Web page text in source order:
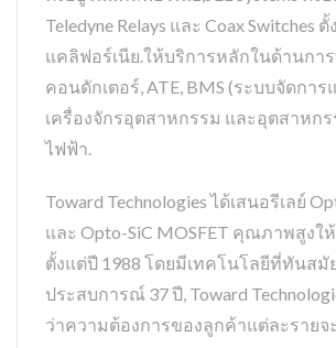
Teledyne Relays และ Coax Switches
แคลิฟอร์เนีย.ให้บริการหลักในด้านกา
คอนดักเตอร์, ATE, BMS (ระบบจัดการ
เครื่องจักรอุตสาหกรรม และอุตสาหก
ไฟฟ้า.
Toward Technologies ได้เสนอรีเลย์
และ Opto-SiC MOSFET คุณภาพสูง
ตั้งแต่ปี 1988 โดยมีเทคโนโลยีที่ทันสมั
ประสบการณ์ 37 ปี, Toward
ว่าความต้องการของลูกค้าแต่ละรายจ